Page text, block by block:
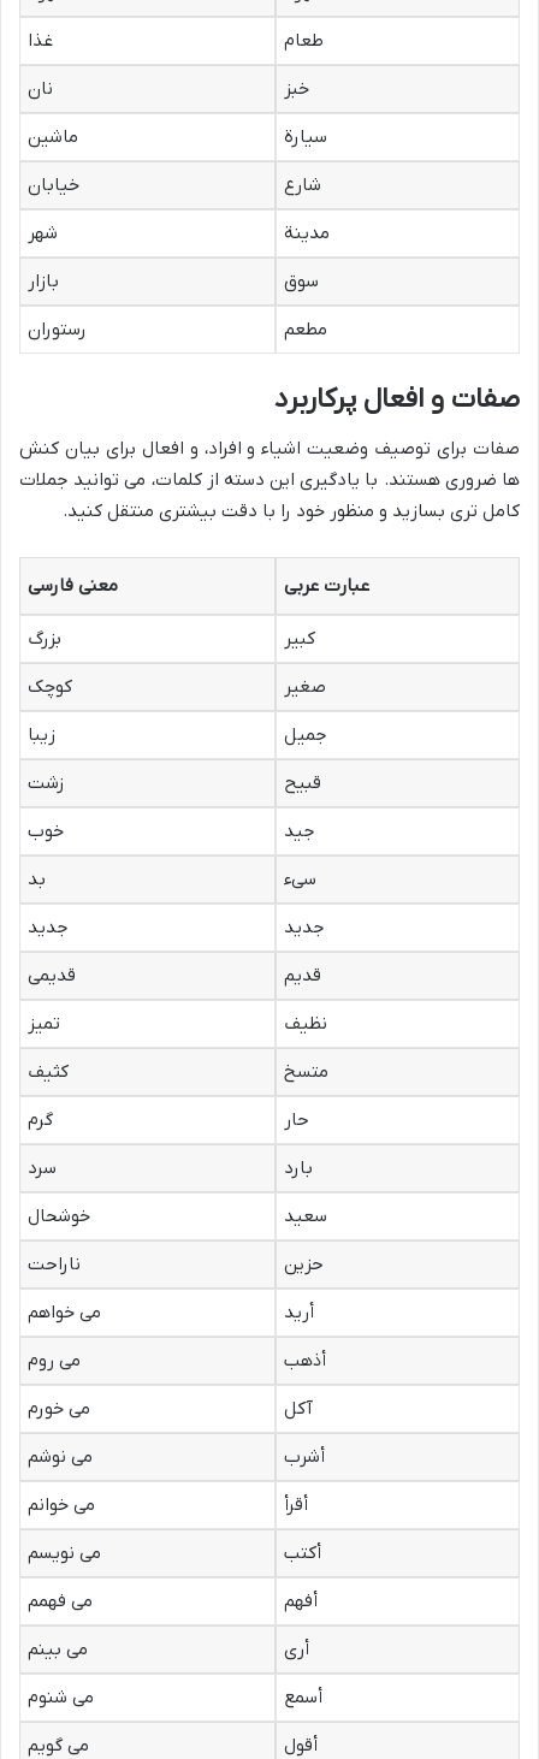
طعام
غذا
خبز
نان
سیارة
ماشین
شارع
خیابان
مدینة
شهر
سوق
بازار
مطعم
رستوران
صفات و افعال پرکاربرد
صفات برای توصیف وضعیت اشیاء و افراد، و افعال برای بیان کنش
ها ضروری هستند. با یادگیری این دسته از کلمات، می توانید جملات
کامل تری بسازید و منظور خود را با دقت بیشتری منتقل کنید.
عبارت عربی معنی فارسی
کبیر
بزرگ
صغیر
کوچک
جمیل
زیبا
قبیح
زشت
جید
خوب
سیء
بد
جدید
جدید
قدیم
قدیمی
نظیف
تمیز
متسخ
کثیف
حار
گرم
بارد
سرد
سعید
خوشحال
حزین
ناراحت
أرید
می خواهم
أذهب
می روم
آکل
می خورم
أشرب
می نوشم
أقرأ
می خوانم
أکتب
می نویسم
أفهم
می فهمم
أرى
می بینم
أسمع
می شنوم
أقول
می گویم